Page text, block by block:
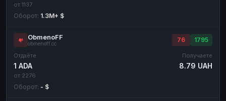
от 1137
Оборот: 1.3M+ $
ObmenoFF
obmenoff.cc
76 1795
Отдаёте
1 ADA
от 2276
Получаете
8.79 UAH
Оборот: - $